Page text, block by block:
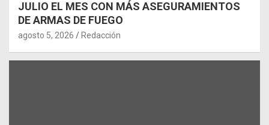
JULIO EL MES CON MÁS ASEGURAMIENTOS
DE ARMAS DE FUEGO
agosto 5, 2026 Redacción